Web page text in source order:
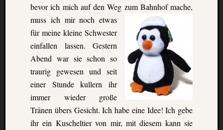
bevor ich mich auf den Weg zum Bahnhofmache,
muss ich mir noch etwas
für meine kleine Schwester
einfallen lassen. Gestern
Abend war sie schon so
traurig gewesen und seit
einer Stundekullern ihr
immer wieder große
Tränen übers Gesicht. Ich habe eine Idee! Ich gebe
ihr ein Kuscheltier von mir, mit diesem kann sie